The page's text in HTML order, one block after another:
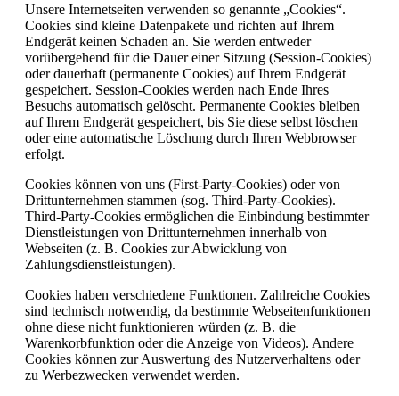
Unsere Internetseiten verwenden so genannte „Cookies“.
Cookies sind kleine Datenpakete und richten auf Ihrem
Endgerät keinen Schaden an. Sie werden entweder
vorübergehend für die Dauer einer Sitzung (Session-Cookies)
oder dauerhaft (permanente Cookies) auf Ihrem Endgerät
gespeichert. Session-Cookies werden nach Ende Ihres
Besuchs automatisch gelöscht. Permanente Cookies bleiben
auf Ihrem Endgerät gespeichert, bis Sie diese selbst löschen
oder eine automatische Löschung durch Ihren Webbrowser
erfolgt.
Cookies können von uns (First-Party-Cookies) oder von
Drittunternehmen stammen (sog. Third-Party-Cookies).
Third-Party-Cookies ermöglichen die Einbindung bestimmter
Dienstleistungen von Drittunternehmen innerhalb von
Webseiten (z. B. Cookies zur Abwicklung von
Zahlungsdienstleistungen).
Cookies haben verschiedene Funktionen. Zahlreiche Cookies
sind technisch notwendig, da bestimmte Webseitenfunktionen
ohne diese nicht funktionieren würden (z. B. die
Warenkorbfunktion oder die Anzeige von Videos). Andere
Cookies können zur Auswertung des Nutzerverhaltens oder
zu Werbezwecken verwendet werden.